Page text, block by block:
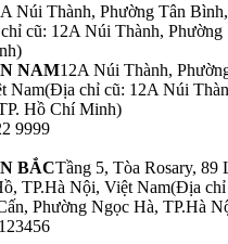
Núi Thành, Phường Tân
cũ: 12A Núi Thành, Phường
NAM12A Núi Thành,
Nam(Địa chỉ cũ: 12A Núi
Hồ Chí Minh)
9999
BẮCTầng 5, Tòa Rosary, 89
TP.Hà Nội, Việt Nam(Địa chỉ
Phường Ngọc Hà, TP.Hà